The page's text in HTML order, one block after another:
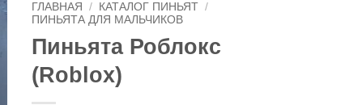
ГЛАВНАЯ / КАТАЛОГ ПИНЬЯТ /
ПИНЬЯТА ДЛЯ МАЛЬЧИКОВ
Пиньята Роблокс
(Roblox)